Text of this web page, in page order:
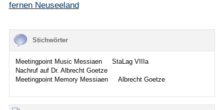
fernen Neuseeland
Stichwörter
Meetingpoint Music Messiaen
StaLag VIIIa
Nachruf auf Dr. Albrecht Goetze
Meetingpoint Memory Messiaen
Albrecht Goetze